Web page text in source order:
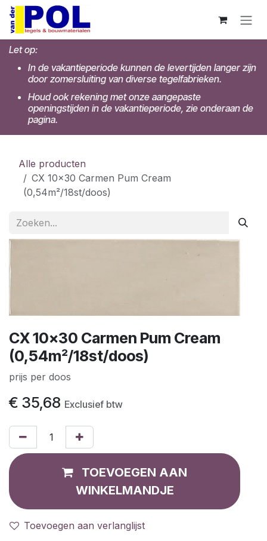
Overslaan naar inhoud
Let op:
In de vakantieperiode kunnen de levertijden langer zijn
door zomersluiting van diverse tegelfabrieken.
Houd ook rekening met onze aangepaste
openingstijden in de vakantieperiode, zie onderaan de
pagina.
Alle producten
CX 10x30 Carmen Pum Cream
(0,54m²/18st/doos)
CX 10x30 Carmen Pum Cream
(0,54m²/18st/doos)
prijs per doos
€ 35,68 Exclusief btw
TOEVOEGEN AAN
WINKELMANDJE
Toevoegen aan verlanglijst